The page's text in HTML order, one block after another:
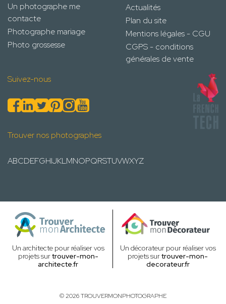
Un photographe me
contacte
Photographe mariage
Photo grossesse
Actualités
Plan du site
Mentions légales - CGU
CGPS - conditions
générales de vente
Suivez-nous
Trouver nos photographes
ABCDEFGHIJKLMNOPQRSTUVWXYZ
Un architecte pour réaliser vos
projets surtrouver-mon-
architecte.fr
Un décorateur pour réaliser vos
projets surtrouver-mon-
decorateur.fr
© 2026 TROUVERMONPHOTOGRAPHE